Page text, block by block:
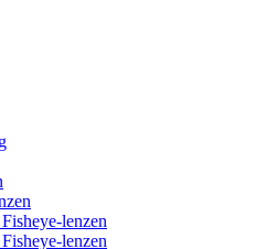
lenzen
lenzen